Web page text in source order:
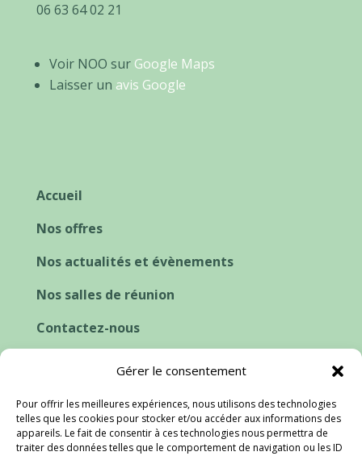
Gérer le consentement
Pour offrir les meilleures expériences, nous utilisons des technologies
telles que les cookies pour stocker et/ou accéder aux informations des
appareils. Le fait de consentir à ces technologies nous permettra de
traiter des données telles que le comportement de navigation ou les ID
06 63 64 02 21
Voir NOO sur Google Maps
Laisser un avis Google
Accueil
Nos offres
Nos actualités et évènements
Nos salles de réunion
Contactez-nous